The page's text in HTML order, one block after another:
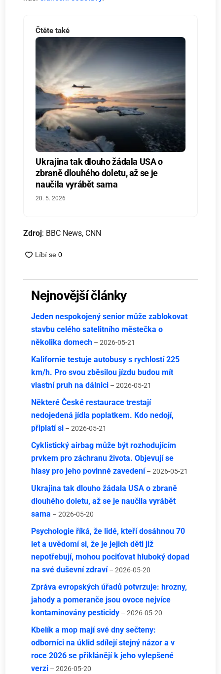
Čtěte také
Ukrajina tak dlouho žádala USA o
zbraně dlouhého doletu, až se je
naučila vyrábět sama
20. 5. 2026
Zdroj: BBC News, CNN
Nejnovější články
Jeden nespokojený senior může zablokovat
stavbu celého satelitního městečka o
několika domech – 2026-05-21
Kalifornie testuje autobusy s rychlostí 225
km/h. Pro svou zběsilou jízdu budou mít
vlastní pruh na dálnici – 2026-05-21
Některé České restaurace trestají
nedojedená jídla poplatkem. Kdo nedojí,
připlatí si – 2026-05-21
Cyklistický airbag může být rozhodujícím
prvkem pro záchranu života. Objevují se
hlasy pro jeho povinné zavedení – 2026-05-21
Ukrajina tak dlouho žádala USA o zbraně
dlouhého doletu, až se je naučila vyrábět
sama – 2026-05-20
Psychologie říká, že lidé, kteří dosáhnou 70
let a uvědomí si, že je jejich děti již
nepotřebují, mohou pociťovat hluboký dopad
na své duševní zdraví – 2026-05-20
Zpráva evropských úřadů potvrzuje: hrozny,
jahody a pomeranče jsou ovoce nejvíce
kontaminovány pesticidy – 2026-05-20
Kbelík a mop mají své dny sečteny:
odborníci na úklid sdílejí stejný názor a v
roce 2026 se přiklánějí k jeho vylepšené
verzi – 2026-05-20